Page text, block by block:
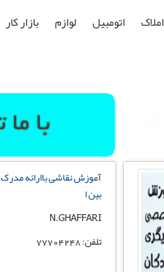
املاک اتومبیل لوازم بازار کار
آموزش نقاشی باارائه مدرک
بین ا
N.GHAFFARI
تلفن: 77704248